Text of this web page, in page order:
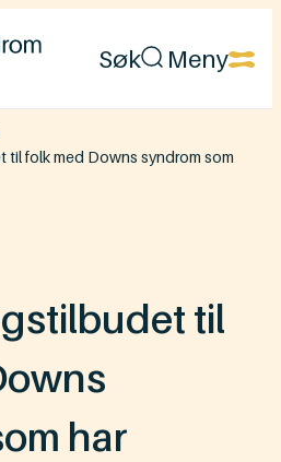
Søk Meny
til folk med Downs syndrom som
til
har